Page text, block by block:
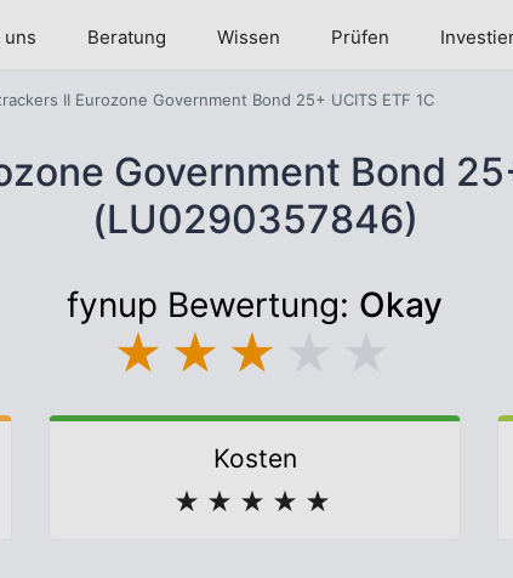
uns Beratung Wissen Prüfen
II Eurozone Government Bond 25+ UCITS ETF 1C
Government Bond
(LU0290357846)
fynup Bewertung: Okay
★ ★ ★
Kosten
★ ★ ★ ★ ★